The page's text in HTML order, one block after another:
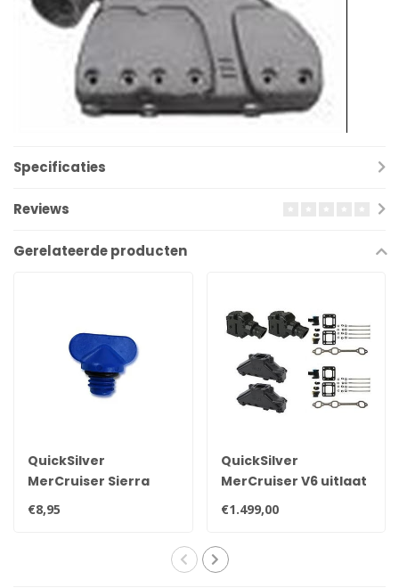
Specificaties
Reviews
Gerelateerde producten
QuickSilver
MerCruiser Sierra
aftap plug 22-
806608A02 8M0119211
€8,95
QuickSilver
MerCruiser V6 uitlaat
spruitstuk set
€1.499,00